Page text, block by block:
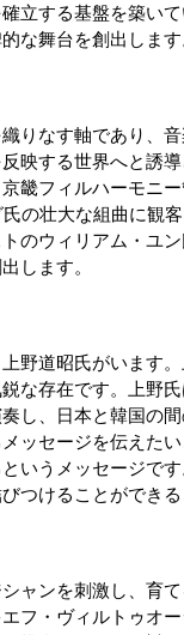
立する基盤を築い
な舞台を創出します
りなす軸であり、
映する世界へと誘導
畿フィルハーモニ
の壮大な組曲に観
のウィリアム・ユ
します。
野道昭氏がいます
な存在です。上野
し、日本と韓国の間
ッセージを伝えた
いうメッセージで
つけることができる
ャンを刺激し、育て
フ・ヴィルトゥオー